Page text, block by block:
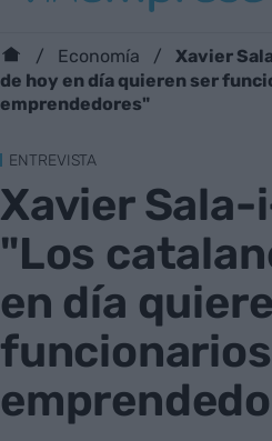
Economía
Xavier
de hoy en día quieren ser
emprendedores"
ENTREVISTA
Xavier
"Los
en día